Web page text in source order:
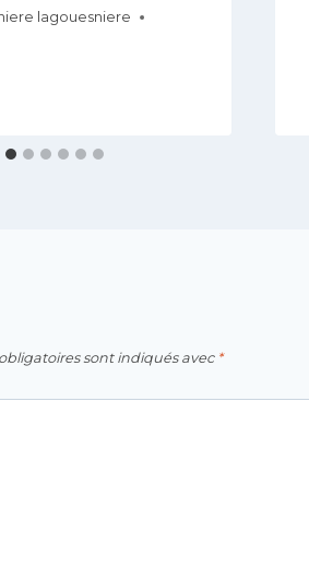
lagouesniere
sont indiqués avec *